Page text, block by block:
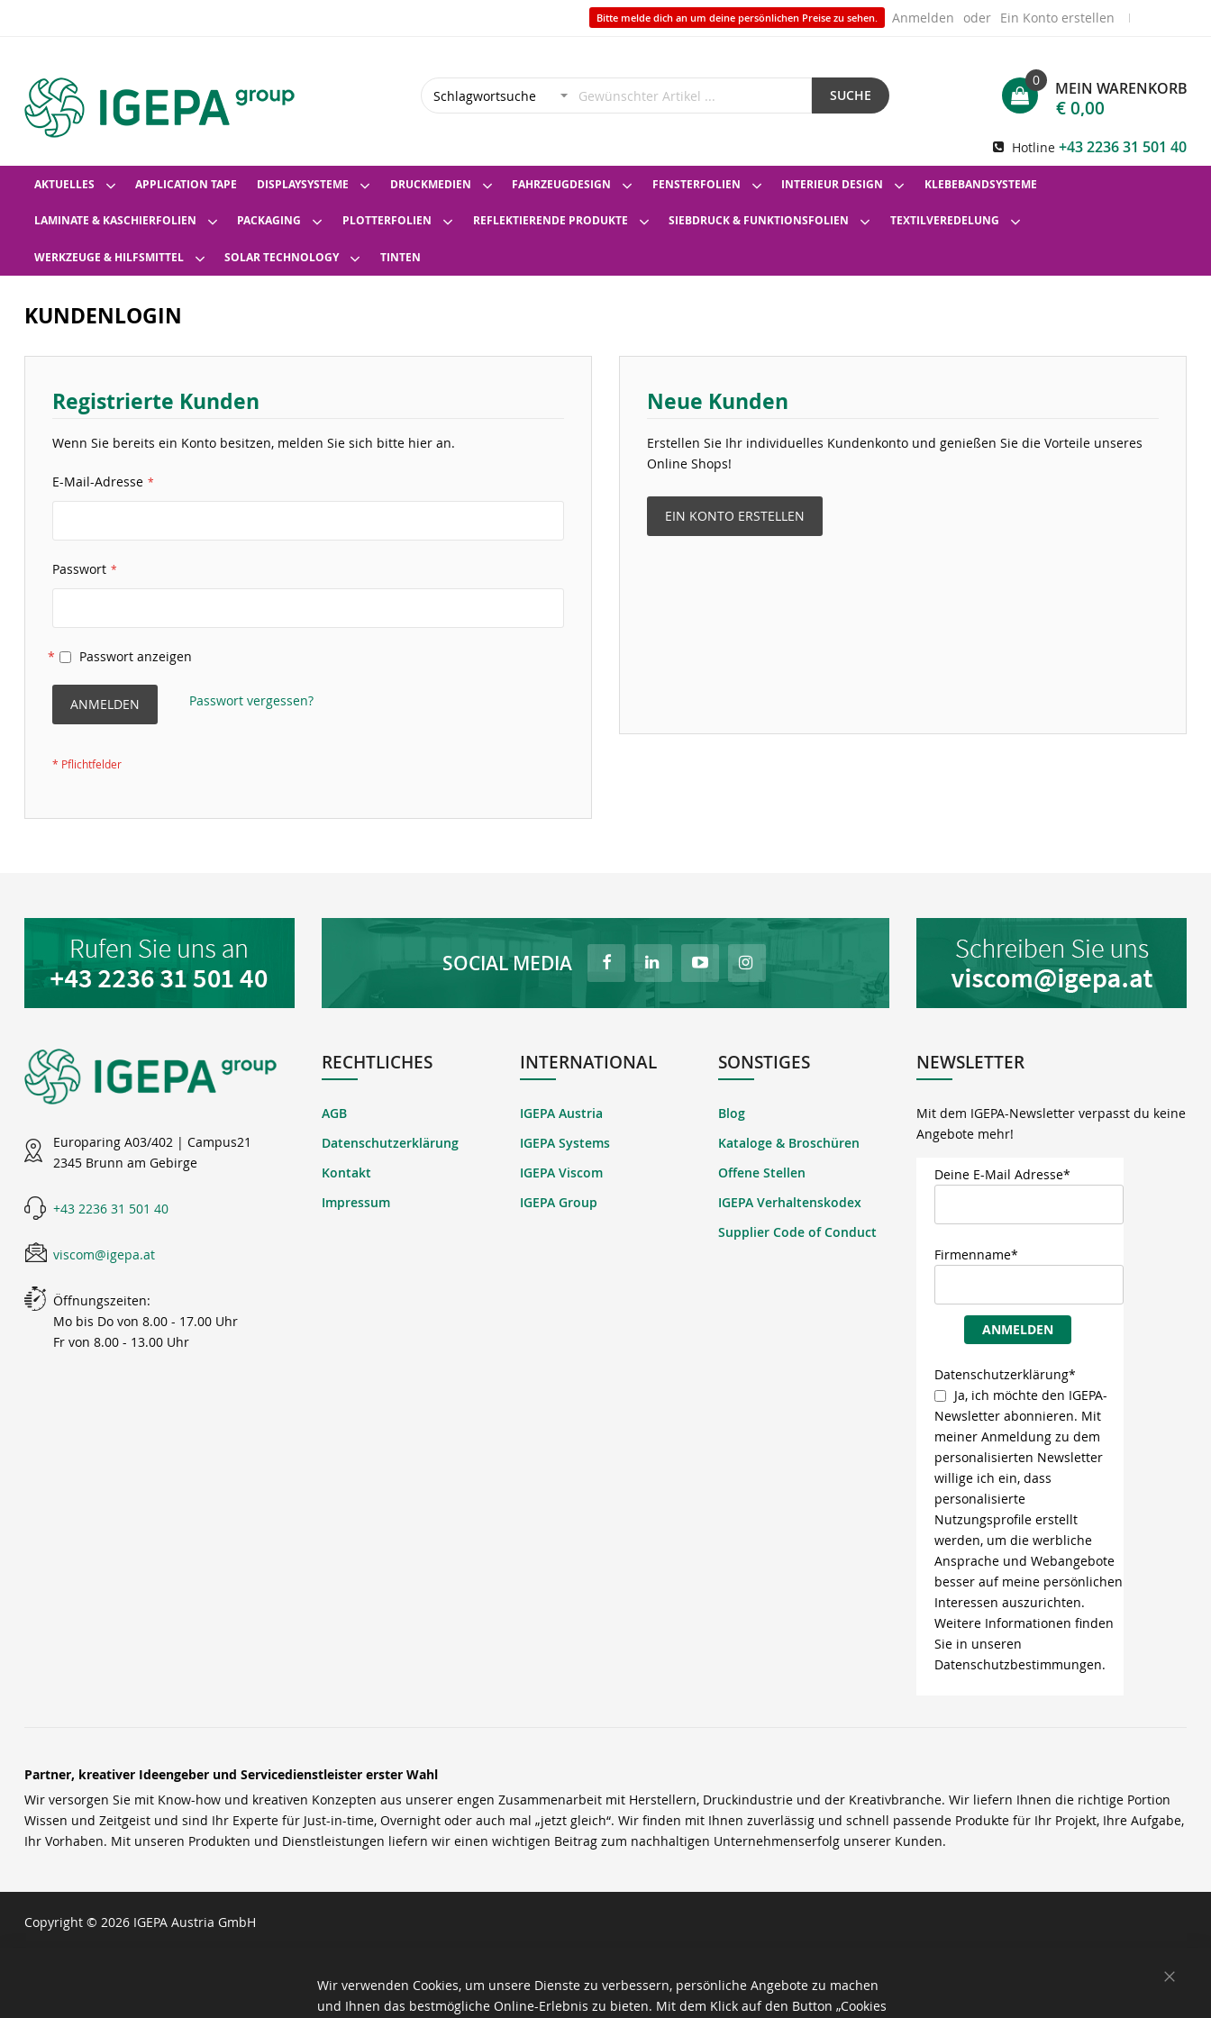
Bitte melde dich an um deine persönlichen Preise zu sehen. Anmelden Ein Konto erstellen
SUCHE MEIN WARENKORB
0
€ 0,00
Hotline +43 2236 31 501 40
AKTUELLES APPLICATION TAPE DISPLAYSYSTEME DRUCKMEDIEN FAHRZEUGDESIGN FENSTERFOLIEN INTERIEUR DESIGN KLEBEBANDSYSTEME
LAMINATE & KASCHIERFOLIEN PACKAGING PLOTTERFOLIEN REFLEKTIERENDE PRODUKTE SIEBDRUCK & FUNKTIONSFOLIEN TEXTILVEREDELUNG
WERKZEUGE & HILFSMITTEL SOLAR TECHNOLOGY TINTEN
KUNDENLOGIN
Registrierte Kunden
Wenn Sie bereits ein Konto besitzen, melden Sie sich bitte hier an.
E-Mail-Adresse
Passwort
Passwort anzeigen
ANMELDEN Passwort vergessen?
Neue Kunden
Erstellen Sie Ihr individuelles Kundenkonto und genießen Sie die Vorteile unseres
Online Shops!
EIN KONTO ERSTELLEN
SOCIAL MEDIA
Europaring A03/402 | Campus21
2345 Brunn am Gebirge
+43 2236 31 501 40
viscom@igepa.at
Öffnungszeiten:
Mo bis Do von 8.00 - 17.00 Uhr
Fr von 8.00 - 13.00 Uhr
RECHTLICHES
AGB
Datenschutzerklärung
Kontakt
Impressum
INTERNATIONAL
IGEPA Austria
IGEPA Systems
IGEPA Viscom
IGEPA Group
SONSTIGES
Blog
Kataloge & Broschüren
Offene Stellen
IGEPA Verhaltenskodex
Supplier Code of Conduct
NEWSLETTER
Mit dem IGEPA-Newsletter verpasst du keine
Angebote mehr!
Deine E-Mail Adresse*
Firmenname*
ANMELDEN
Datenschutzerklärung*
Ja, ich möchte den IGEPA-
Newsletter abonnieren. Mit
meiner Anmeldung zu dem
personalisierten Newsletter
willige ich ein, dass
personalisierte
Nutzungsprofile erstellt
werden, um die werbliche
Ansprache und Webangebote
besser auf meine persönlichen
Interessen auszurichten.
Weitere Informationen finden
Sie in unseren
Datenschutzbestimmungen.
Partner, kreativer Ideengeber und Servicedienstleister erster Wahl
Wir versorgen Sie mit Know-how und kreativen Konzepten aus unserer engen Zusammenarbeit mit Herstellern, Druckindustrie und der Kreativbranche. Wir liefern Ihnen die richtige Portion
Wissen und Zeitgeist und sind Ihr Experte für Just-in-time, Overnight oder auch mal „jetzt gleich“. Wir finden mit Ihnen zuverlässig und schnell passende Produkte für Ihr Projekt, Ihre Aufgabe,
Ihr Vorhaben. Mit unseren Produkten und Dienstleistungen liefern wir einen wichtigen Beitrag zum nachhaltigen Unternehmenserfolg unserer Kunden.
Copyright © 2026 IGEPA Austria GmbH
Wir verwenden Cookies, um unsere Dienste zu verbessern, persönliche Angebote zu machen
und Ihnen das bestmögliche Online-Erlebnis zu bieten. Mit dem Klick auf den Button „Cookies